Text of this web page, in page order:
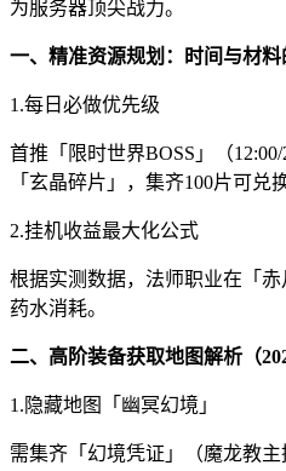
为服务器顶尖战力。
一、精准资源规划：时间与材
1.每日必做优先级
首推「限时世界BOSS」（
「玄晶碎片」，集齐100片可兑
2.挂机收益最大化公式
根据实测数据，法师职业在「
药水消耗。
二、高阶装备获取地图解析（
1.隐藏地图「幽冥幻境」
需集齐「幻境凭证」（魔龙教